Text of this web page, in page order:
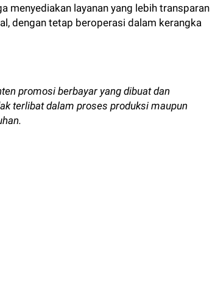
menyediakan layanan yang lebih transparan
dengan tetap beroperasi dalam kerangka
promosi berbayar yang dibuat dan
terlibat dalam proses produksi maupun